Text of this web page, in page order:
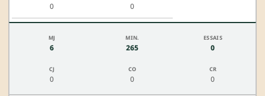
0 0
6 265 0
0 0 0